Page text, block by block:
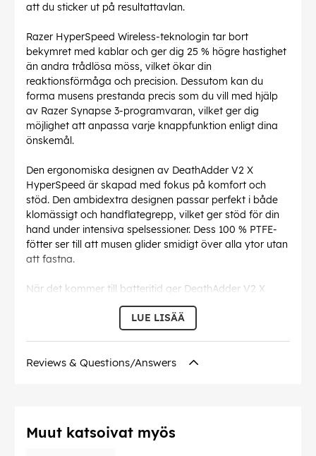
att du sticker ut på resultattavlan.
Razer HyperSpeed Wireless-teknologin tar bort
bekymret med kablar och ger dig 25 % högre hastighet
än andra trådlösa möss, vilket ökar din
reaktionsförmåga och precision. Dessutom kan du
forma musens prestanda precis som du vill med hjälp
av Razer Synapse 3-programvaran, vilket ger dig
möjlighet att anpassa varje knappfunktion enligt dina
önskemål.
Den ergonomiska designen av DeathAdder V2 X
HyperSpeed är skapad med fokus på komfort och
stöd. Den ambidextra designen passar perfekt i både
klomässigt och handflategrepp, vilket ger stöd för din
hand under intensiva spelsessioner. Dess 100 % PTFE-
fötter ser till att musen glider smidigt över alla ytor utan
att fastna.
När det kommer till batteritid ger DeathAdder V2 X
HyperSpeed dig flexibiliteten att välja mellan två
driftlägen. Genom Bluetooth kan musen hålla i upp till
615 timmar med det medföljande AA-batteriet, medan
235 timmar per laddning.
att spara upp till 5 profiler med dina personliga
LUE LISÄÄ
Reviews & Questions/Answers
Muut katsoivat myös